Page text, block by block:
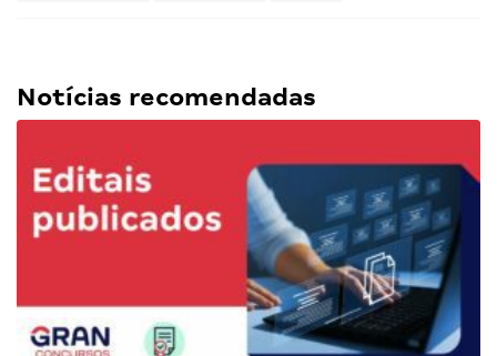
Notícias recomendadas